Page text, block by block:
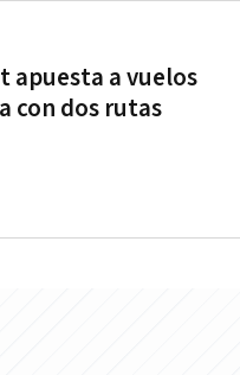
apuesta a vuelos
con dos rutas